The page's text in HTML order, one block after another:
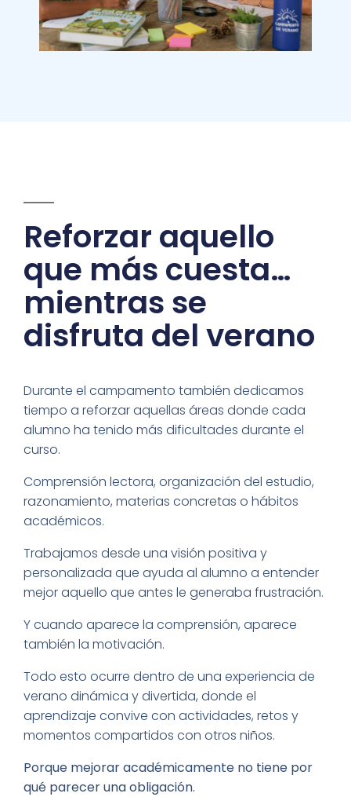
Reforzar aquello
que más cuesta…
mientras se
disfruta del verano
Durante el campamento también dedicamos
tiempo a reforzar aquellas áreas donde cada
alumno ha tenido más dificultades durante el
curso.
Comprensión lectora, organización del estudio,
razonamiento, materias concretas o hábitos
académicos.
Trabajamos desde una visión positiva y
personalizada que ayuda al alumno a entender
mejor aquello que antes le generaba frustración.
Y cuando aparece la comprensión, aparece
también la motivación.
Todo esto ocurre dentro de una experiencia de
verano dinámica y divertida, donde el
aprendizaje convive con actividades, retos y
momentos compartidos con otros niños.
Porque mejorar académicamente no tiene por
qué parecer una obligación.